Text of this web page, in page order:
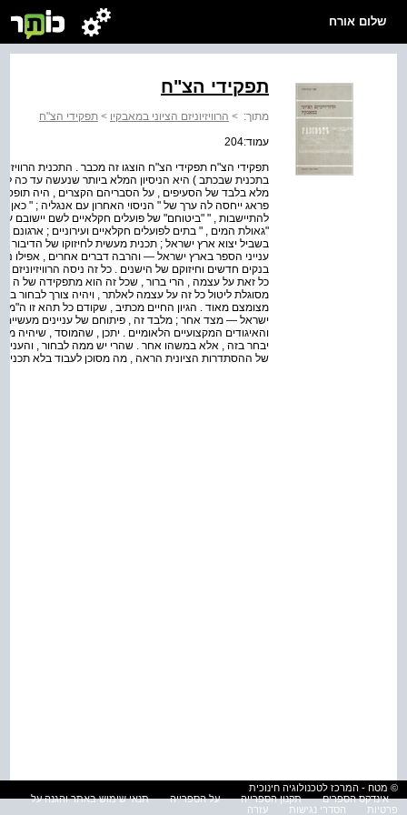
שלום אורח
תפקידי הצ"ח
מתוך: > הרוויזיוניזם הציוני במאבקיו > תפקידי הצ"ח
עמוד:204
תפקידי הצ"ח תפקידי הצ"ח הוצגו זה מכבר . התכנית
בתכנית שבכתב ) היא הניסיון המלא ביותר שנעשה עד כה
מלא בלבד של הסעיפים , על הסבריהם הקצרים , היה תופס
פראג ייחסה לה ערך של " הניסוי האחרון עם אנגליה ; " כאן
להתיישבות , " "ביטוחם" של פועלים חקלאיים לשם יישובם
"גאולת המים , " בתים לפועלים חקלאיים ועירוניים ; ארגונם
בשביל יצוא ארץ ישראל ; תכנית מעשית לחיזוקו של
ענייני הספר בארץ ישראל — והרבה דברים אחרים , אפילו
בנקים חדשים וחיזוקם של הישנים . כל זה ניסה
כל זאת על עצמה , הרי ברור , שכל זה הוא מתפקידה של ה
מסוגלת ליטול כל זה על עצמה לאלתר , ויהיה צורך לבחור
מצומצם מאוד . הגיון החיים מכתיב , שקודם כל תהא זו
ישראל — מצד אחר ; מלבד זה , פיתוחם של עניינים
יבחר בזה , אלא במשהו אחר . שהרי יש ממה לבחור , והעניין
של ההסתדרות הציונית הראה , מה מסוכן לעבוד בלא תכנית
© מטח - המרכז לטכנולוגיה חינוכית
אינדקס הספרים
תקנון הספרייה על הספרייה
תנאי שימוש באתר והגנה על
פרטיות
הסדרי נגישות עזרה